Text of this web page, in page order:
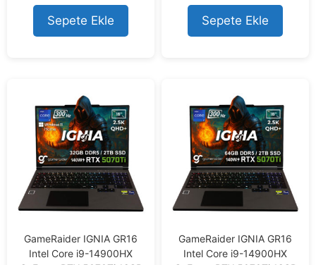
t
o
f
5
Sepete Ekle
t
o
f
5
Sepete Ekle
GameRaider IGNIA GR16
Intel Core i9-14900HX
GameRaider IGNIA GR16
Intel Core i9-14900HX